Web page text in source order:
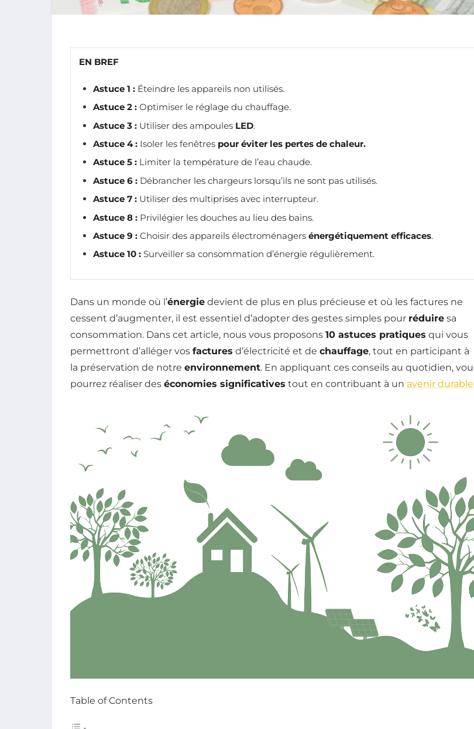
EN BREF
Astuce 1 : Éteindre les appareils non utilisés.
Astuce 2 : Optimiser le réglage du chauffage.
Astuce 3 : Utiliser des ampoules LED.
Astuce 4 : Isoler les fenêtres pour éviter les pertes de chaleur.
Astuce 5 : Limiter la température de l’eau chaude.
Astuce 6 : Débrancher les chargeurs lorsqu’ils ne sont pas utilisés.
Astuce 7 : Utiliser des multiprises avec interrupteur.
Astuce 8 : Privilégier les douches au lieu des bains.
Astuce 9 : Choisir des appareils électroménagers énergétiquement efficaces.
Astuce 10 : Surveiller sa consommation d’énergie régulièrement.
Dans un monde où l’énergie devient de plus en plus précieuse et où les factures ne
cessent d’augmenter, il est essentiel d’adopter des gestes simples pour réduire sa
consommation. Dans cet article, nous vous proposons 10 astuces pratiques qui vous
permettront d’alléger vos factures d’électricité et de chauffage, tout en participant à
la préservation de notre environnement. En appliquant ces conseils au quotidien,
pourrez réaliser des économies significatives tout en contribuant à un avenir durable
Table of Contents